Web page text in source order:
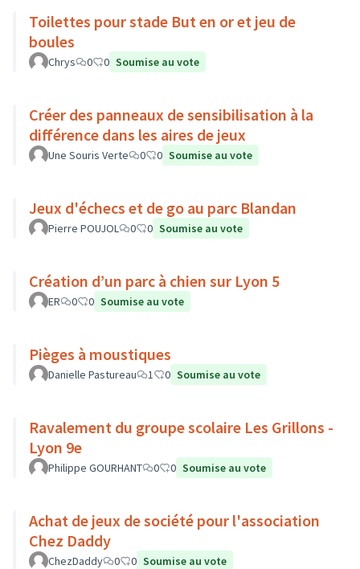
Toilettes pour stade But en or et jeu de
boules
Chrys 0 0 Soumise au vote
Créer des panneaux de sensibilisation à la
différence dans les aires de jeux
Une Souris Verte 0 0 Soumise au vote
Jeux d'échecs et de go au parc Blandan
Pierre POUJOL 0 0 Soumise au vote
Création d’un parc à chien sur Lyon 5
ER 0 0 Soumise au vote
Pièges à moustiques
Danielle Pastureau 1 0 Soumise au vote
Ravalement du groupe scolaire Les Grillons -
Lyon 9e
Philippe GOURHANT 0 0 Soumise au vote
Achat de jeux de société pour l'association
Chez Daddy
ChezDaddy 0 0 Soumise au vote